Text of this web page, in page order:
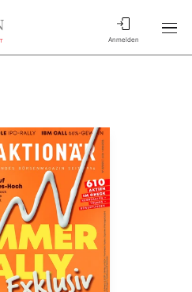
Anmelden